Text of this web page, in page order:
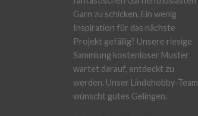
Garn zu schicken. Ein wenig
Inspiration für das nächste
Projekt gefällig? Unsere riesige
Sammlung kostenloser Muster
wartet darauf, entdeckt zu
werden. Unser Lindehobby-Team
wünscht gutes Gelingen.